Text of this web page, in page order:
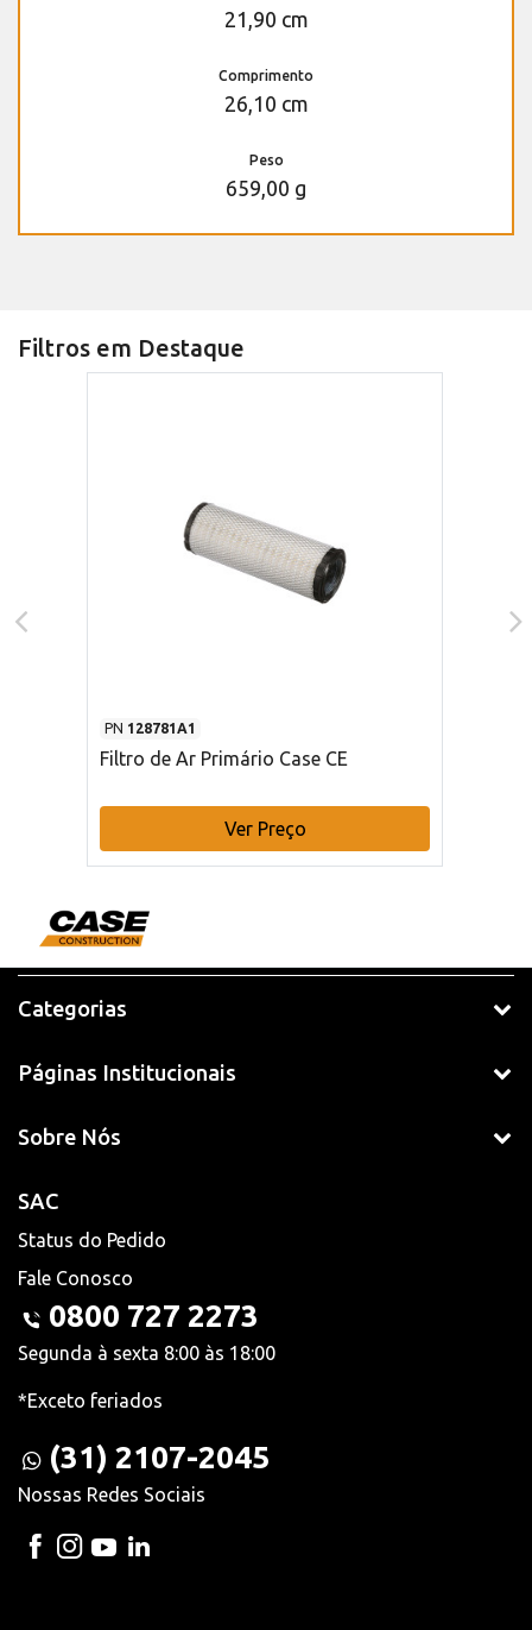
21,90 cm
Comprimento
26,10 cm
Peso
659,00 g
Filtros em Destaque
PN 128781A1
Filtro de Ar Primário Case CE
Ver Preço
Categorias
Páginas Institucionais
Sobre Nós
SAC
Status do Pedido
Fale Conosco
0800 727 2273
Segunda à sexta 8:00 às 18:00
*Exceto feriados
(31) 2107-2045
Nossas Redes Sociais